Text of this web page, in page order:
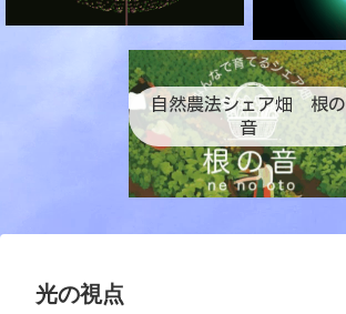
自然農法シェア畑 根の
音
光の視点